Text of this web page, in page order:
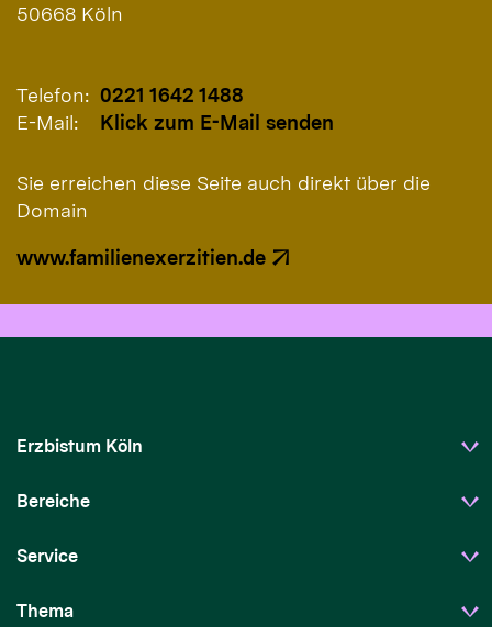
50668 Köln
Telefon: 0221 1642 1488
E-Mail:
Klick zum E-Mail senden
Sie erreichen diese Seite auch direkt über die
Domain
www.familienexerzitien.de
Erzbistum Köln
Bereiche
Service
Thema